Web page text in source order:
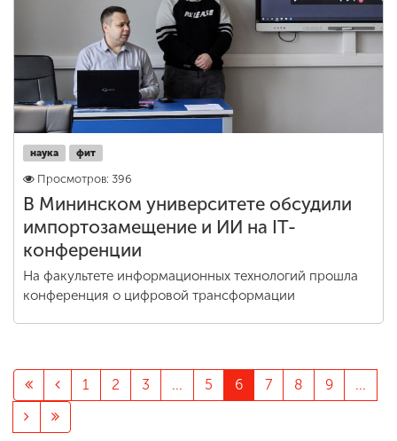
наука фит
Просмотров: 396
В Мининском университете обсудили
импортозамещение и ИИ на IT-
конференции
На факультете информационных технологий прошла
конференция о цифровой трансформации
1 2 3 ... 5 6 7 8 9 ...